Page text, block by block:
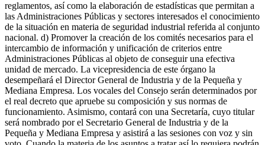
reglamentos, así como la elaboración de estadísticas que permitan a
las Administraciones Públicas y sectores interesados el conocimiento
de la situación en materia de seguridad industrial referida al conjunto
nacional. d) Promover la creación de los comités necesarios para el
intercambio de información y unificación de criterios entre
Administraciones Públicas al objeto de conseguir una efectiva
unidad de mercado. La vicepresidencia de este órgano la
desempeñará el Director General de Industria y de la Pequeña y
Mediana Empresa. Los vocales del Consejo serán determinados por
el real decreto que apruebe su composición y sus normas de
funcionamiento. Asimismo, contará con una Secretaría, cuyo titular
será nombrado por el Secretario General de Industria y de la
Pequeña y Mediana Empresa y asistirá a las sesiones con voz y sin